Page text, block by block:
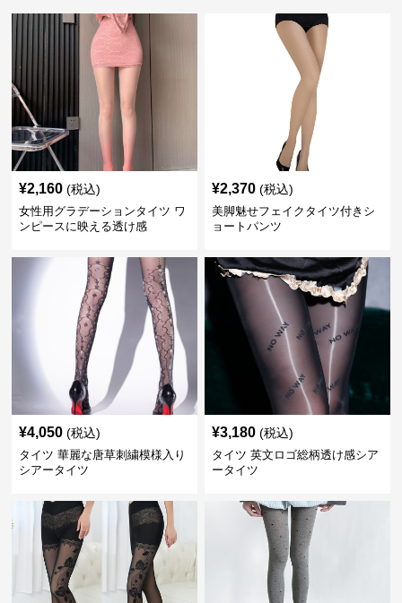
¥2,160 (税込)
女性用グラデーションタイツ ワ
ンピースに映える透け感
¥2,370 (税込)
美脚魅せフェイクタイツ付きシ
ョートパンツ
¥4,050 (税込)
タイツ 華麗な唐草刺繍模様入り
シアータイツ
¥3,180 (税込)
タイツ 英文ロゴ総柄透け感シア
ータイツ